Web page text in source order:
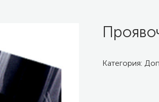
Категория: